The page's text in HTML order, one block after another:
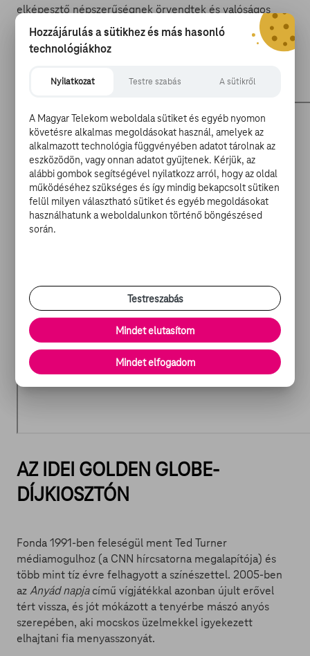
elképesztő népszerűségnek örvendtek és valóságos
fitneszlázat indítottak el. A színésznő úttörőnek számít a
női tornák népszerűsítésében, hiszen a Fonda-videók
előtt jellemzően szinte csak férfiak jártak
AZ IDEI GOLDEN GLOBE-
DÍJKIOSZTÓN
Fonda 1991-ben feleségül ment Ted Turner
médiamogulhoz (a CNN hírcsatorna megalapítója) és
több mint tíz évre felhagyott a színészettel. 2005-ben
azAnyád napjacímű vígjátékkal azonban újult erővel
tért vissza, és jót mókázott a tenyérbe mászó anyós
szerepében, aki mocskos üzelmekkel igyekezett
elhajtani fia menyasszonyát.
Hozzájárulás a sütikhez és más hasonló
technológiákhoz
Nyilatkozat Testre szabás A sütikről
A Magyar Telekom weboldala sütiket és egyéb nyomon
követésre alkalmas megoldásokat használ, amelyek az
alkalmazott technológia függvényében adatot tárolnak az
eszközödön, vagy onnan adatot gyűjtenek. Kérjük, az
alábbi gombok segítségével nyilatkozz arról, hogy az oldal
működéséhez szükséges és így mindig bekapcsolt sütiken
felül milyen választható sütiket és egyéb megoldásokat
használhatunk a weboldalunkon történő böngészésed
során.
Testreszabás
Mindet elutasítom
Mindet elfogadom